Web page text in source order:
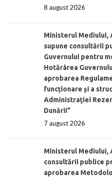
8 august 2026
Ministerul Mediului,
supune consultării
Guvernului pentru
Hotărârea
aprobarea
funcționare și a
Administraţiei
Dunării”
7 august 2026
Ministerul Mediului,
consultării publice
aprobarea